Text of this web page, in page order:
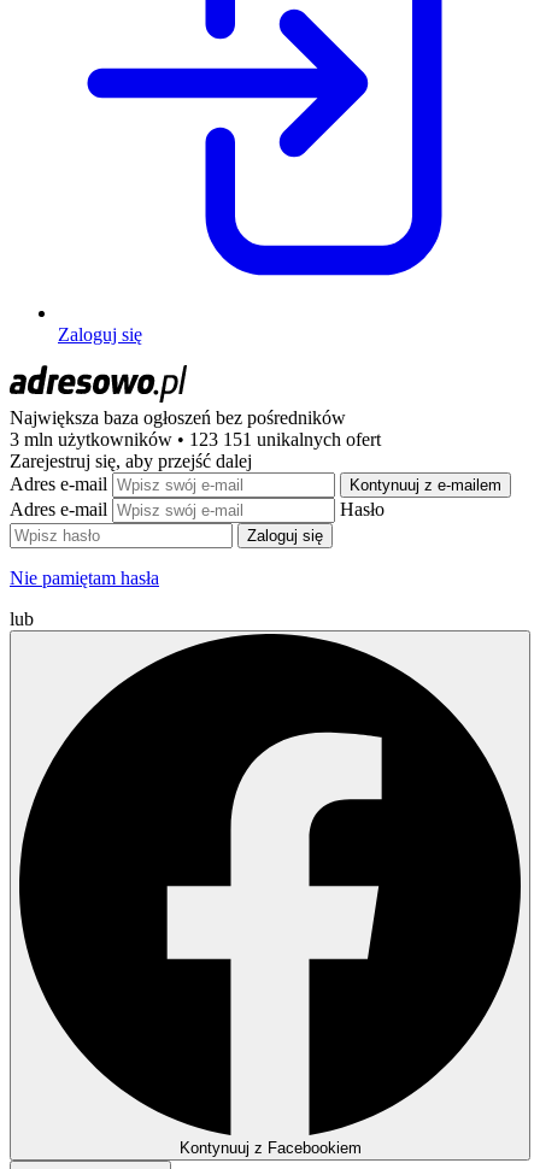
Zaloguj się
Największa baza ogłoszeń bez pośredników
3 mln użytkowników • 123 151 unikalnych ofert
Zarejestruj się, aby przejść dalej
Adres e-mail
Kontynuuj z e-mailem
Adres e-mail Hasło
Zaloguj się
Nie pamiętam hasła
lub
Kontynuuj z Facebookiem